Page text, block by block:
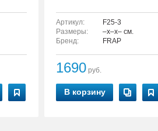
Артикул:
F25-3
Размеры:
–x–x– см.
Бренд:
FRAP
1690 руб.
В корзину